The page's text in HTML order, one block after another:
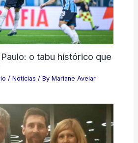
o tabu histórico que
/ Notícias / By Mariane Avelar